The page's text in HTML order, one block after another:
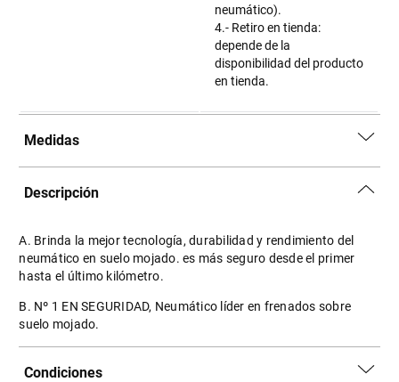
neumático).
4.- Retiro en tienda:
depende de la
disponibilidad del producto
en tienda.
Medidas
Descripción
A. Brinda la mejor tecnología, durabilidad y rendimiento del
neumático en suelo mojado. es más seguro desde el primer
hasta el último kilómetro.
B. Nº 1 EN SEGURIDAD, Neumático líder en frenados sobre
suelo mojado.
Condiciones